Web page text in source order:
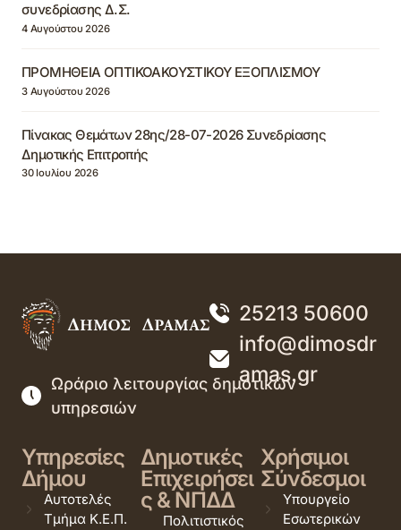
συνεδρίασης Δ.Σ.
4 Αυγούστου 2026
ΠΡΟΜΗΘΕΙΑ ΟΠΤΙΚΟΑΚΟΥΣΤΙΚΟΥ ΕΞΟΠΛΙΣΜΟΥ
3 Αυγούστου 2026
Πίνακας Θεμάτων 28ης/28-07-2026 Συνεδρίασης
Δημοτικής Επιτροπής
30 Ιουλίου 2026
25213 50600
info@dimosdr
amas.gr
Ωράριο λειτουργίας δημοτικών
υπηρεσιών
Υπηρεσίες
Δήμου
Αυτοτελές
Τμήμα Κ.Ε.Π.
Δημοτικές
Επιχειρήσει
ς & ΝΠΔΔ
Πολιτιστικός
Χρήσιμοι
Σύνδεσμοι
Υπουργείο
Εσωτερικών